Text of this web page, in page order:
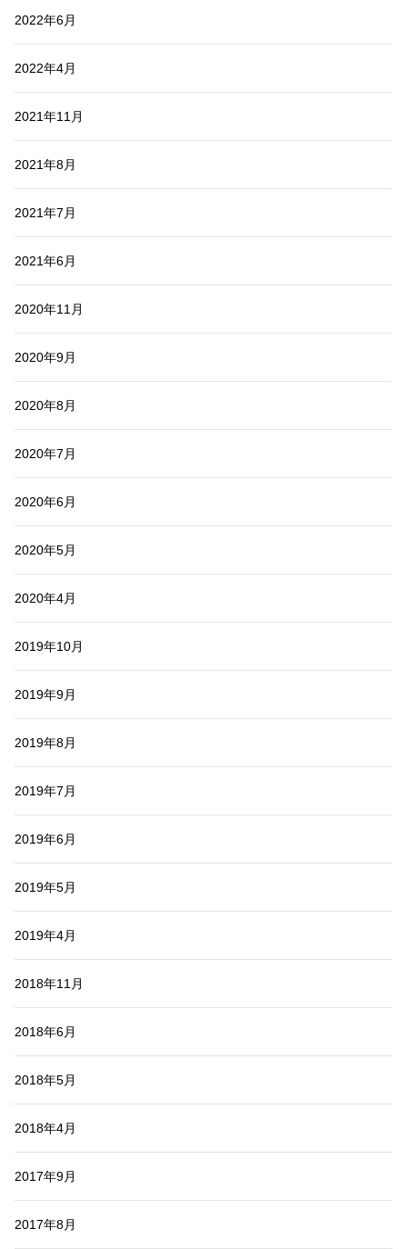
2022年6月
2022年4月
2021年11月
2021年8月
2021年7月
2021年6月
2020年11月
2020年9月
2020年8月
2020年7月
2020年6月
2020年5月
2020年4月
2019年10月
2019年9月
2019年8月
2019年7月
2019年6月
2019年5月
2019年4月
2018年11月
2018年6月
2018年5月
2018年4月
2017年9月
2017年8月